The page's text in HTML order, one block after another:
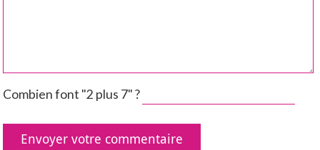
Combien font "2 plus 7" ?